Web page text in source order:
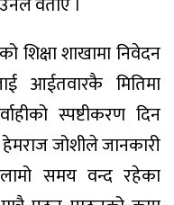
शिक्षा शाखामा निवेदन
आईतवारकै मितिमा
स्पष्टीकरण दिन
हेमराज जोशीले जानकारी
समय वन्द रहेका